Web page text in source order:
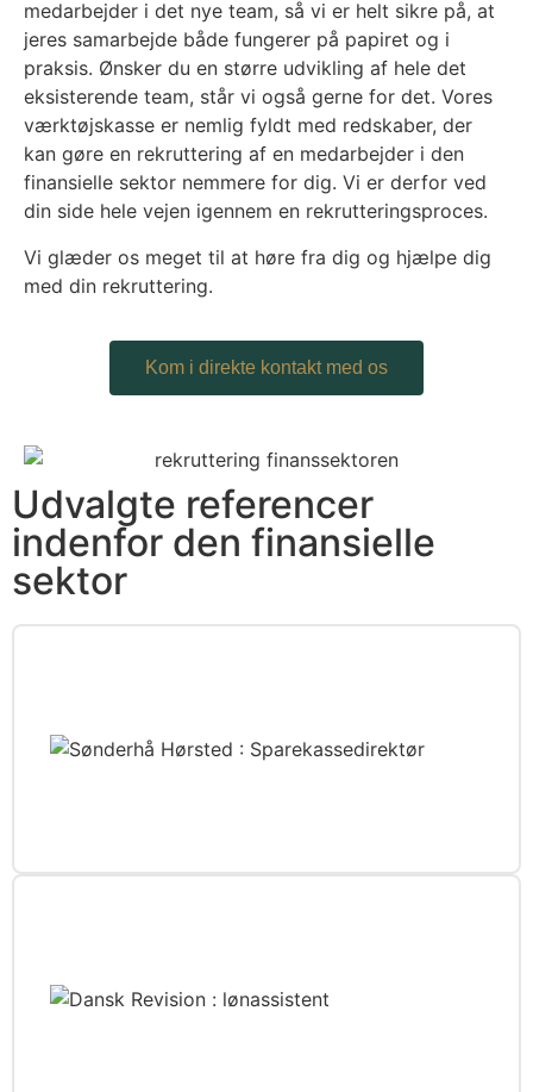
medarbejder i det nye team, så vi er helt sikre på, at
jeres samarbejde både fungerer på papiret og i
praksis. Ønsker du en større udvikling af hele det
eksisterende team, står vi også gerne for det. Vores
værktøjskasse er nemlig fyldt med redskaber, der
kan gøre en rekruttering af en medarbejder i den
finansielle sektor nemmere for dig. Vi er derfor ved
din side hele vejen igennem en rekrutteringsproces.
Vi glæder os meget til at høre fra dig og hjælpe dig
med din rekruttering.
Kom i direkte kontakt med os
Udvalgte referencer
indenfor den finansielle
sektor